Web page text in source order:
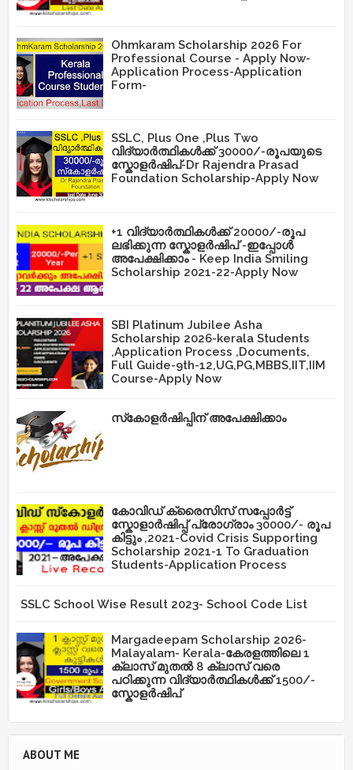
Ohmkaram Scholarship 2026 For
Professional Course - Apply Now-
Application Process-Application
Form-
SSLC, Plus One ,Plus Two
വിദ്യാർത്ഥികൾക്ക് 30000/-രൂപയുടെ
സ്കോളർഷിപ്-Dr Rajendra Prasad
Foundation Scholarship-Apply Now
+1 വിദ്യാർത്ഥികൾക്ക് 20000/-രൂപ
ലഭിക്കുന്ന സ്കോളർഷിപ് -ഇപ്പോൾ
അപേക്ഷിക്കാം - Keep India Smiling
Scholarship 2021-22-Apply Now
SBI Platinum Jubilee Asha
Scholarship 2026-kerala Students
,Application Process ,Documents,
Full Guide-9th-12,UG,PG,MBBS,IIT,IIM
Course-Apply Now
സ്‌കോളർഷിപ്പിന് അപേക്ഷിക്കാം
കോവിഡ് ക്രൈസിസ് സപ്പോർട്ട്
സ്കോളാർഷിപ്പ് പ്രോഗ്രാം 30000/- രൂപ
കിട്ടും ,2021-Covid Crisis Supporting
Scholarship 2021-1 To Graduation
Students-Application Process
SSLC School Wise Result 2023- School Code List
Margadeepam Scholarship 2026-
Malayalam- Kerala-കേരളത്തിലെ 1
ക്ലാസ് മുതൽ 8 ക്ലാസ് വരെ
പഠിക്കുന്ന വിദ്യാർത്ഥികൾക്ക് 1500/-
സ്കോളർഷിപ്
ABOUT ME